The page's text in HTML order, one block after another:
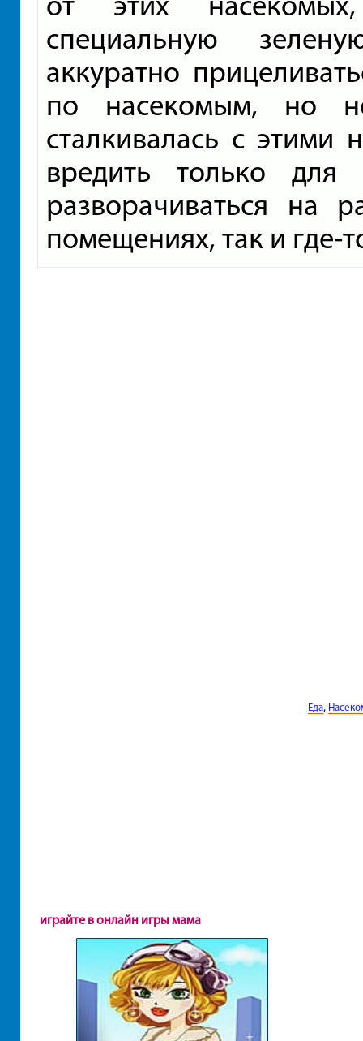
специальную
аккуратно
по насекомым, но
сталкивалась с этими
вредить только для
разворачиваться на
помещениях, так и где-
Еда,
играйте в онлайн игры мама